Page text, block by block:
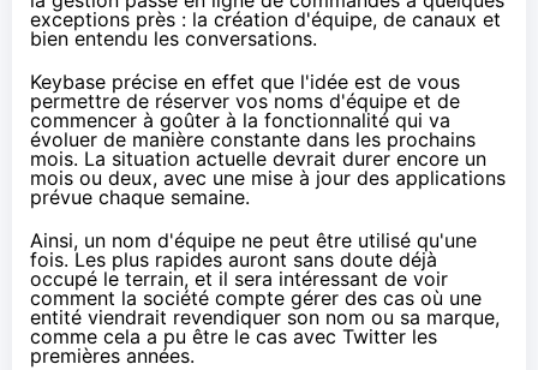
exceptions près : la création d'équipe, de canaux et
bien entendu les conversations.
Keybase précise en effet que l'idée est de vous
permettre de réserver vos noms d'équipe et de
commencer à goûter à la fonctionnalité qui va
évoluer de manière constante dans les prochains
mois. La situation actuelle devrait durer encore un
mois ou deux, avec une mise à jour des applications
prévue chaque semaine.
Ainsi, un nom d'équipe ne peut être utilisé qu'une
fois. Les plus rapides auront sans doute déjà
occupé le terrain, et il sera intéressant de voir
comment la société compte gérer des cas où une
entité viendrait revendiquer son nom ou sa marque,
comme cela a pu être le cas avec Twitter les
premières années.